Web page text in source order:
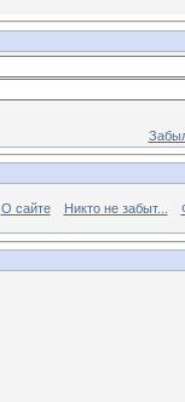
О сайте Никто не забыт...